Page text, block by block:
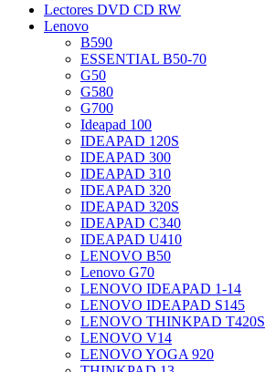
Lectores DVD CD RW
Lenovo
B590
ESSENTIAL B50-70
G50
G580
G700
Ideapad 100
IDEAPAD 120S
IDEAPAD 300
IDEAPAD 310
IDEAPAD 320
IDEAPAD 320S
IDEAPAD C340
IDEAPAD U410
LENOVO B50
Lenovo G70
LENOVO IDEAPAD 1-14
LENOVO IDEAPAD S145
LENOVO THINKPAD T420S
LENOVO V14
LENOVO YOGA 920